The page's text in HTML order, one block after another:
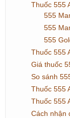
Thuốc 555
555
555
555
Thuốc 555
Giá thuốc
So sánh
Thuốc 555
Thuốc 555
Cách nhận